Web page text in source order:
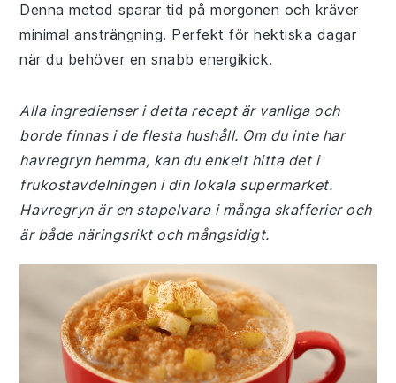
Denna metod sparar tid på morgonen och kräver
minimal ansträngning. Perfekt för hektiska dagar
när du behöver en snabb energikick.
Alla ingredienser i detta recept är vanliga och
borde finnas i de flesta hushåll. Om du inte har
havregryn hemma, kan du enkelt hitta det i
frukostavdelningen i din lokala supermarket.
Havregryn är en stapelvara i många skafferier och
är både näringsrikt och mångsidigt.